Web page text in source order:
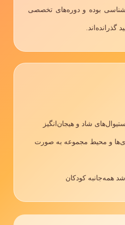
4.8
های با تجربه در منطقه 16 تهران. محیطی امن با
بوده و دوره‌های تخصصی
گذرانده‌اند.
شاد و هیجان‌انگیز
و محیط مجموعه به صورت
همه‌جانبه کودکان